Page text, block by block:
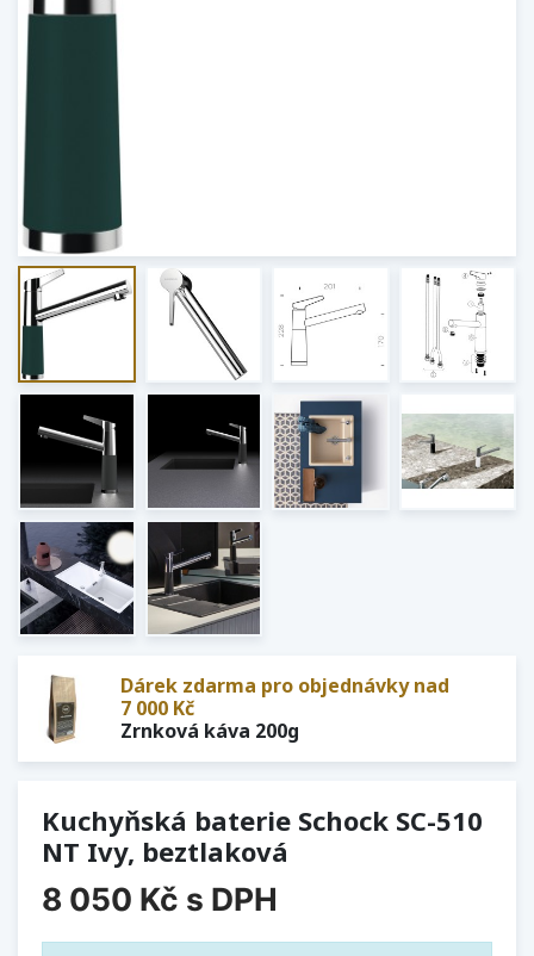
Dárek zdarma pro objednávky nad
7 000 Kč
Zrnková káva 200g
Kuchyňská baterie Schock SC-510
NT Ivy, beztlaková
8 050 Kč s DPH